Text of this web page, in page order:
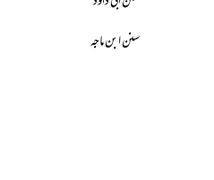
سنن ابن ماجه